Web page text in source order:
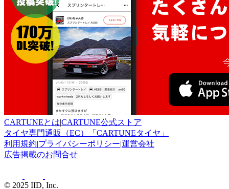
CARTUNEとは|CARTUNE公式ストア
タイヤ専門通販（EC）「CARTUNEタイヤ」
利用規約|プライバシーポリシー|運営会社
広告掲載のお問合せ
© 2025 IID, Inc.